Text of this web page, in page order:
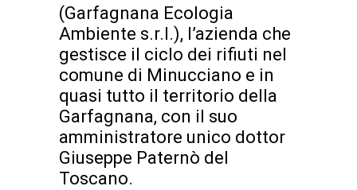
(Garfagnana Ecologia
Ambiente s.r.l.), l’azienda che
gestisce il ciclo dei rifiuti nel
comune di Minucciano e in
quasi tutto il territorio della
Garfagnana, con il suo
amministratore unico dottor
Giuseppe Paternò del
Toscano.